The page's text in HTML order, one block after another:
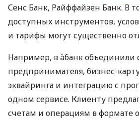
Сенс Банк, Райффайзен Банк. В
доступных инструментов,
и тарифы могут существенно
Например, в àбанк объединили
предпринимателя, бизнес-
эквайринга и интеграцию с
одном сервисе. Клиенту
счетам и операциям в формате